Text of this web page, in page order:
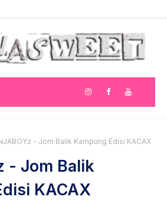
- Jom Balik Kampung Edisi KACAX
- Jom Balik
KACAX